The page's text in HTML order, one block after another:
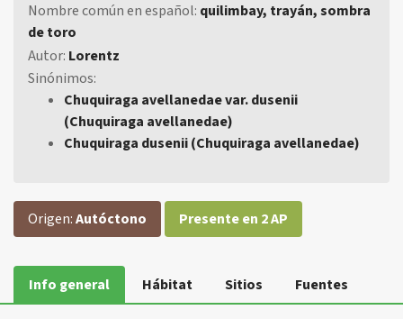
Nombre común en español: quilimbay, trayán, sombra
de toro
Autor: Lorentz
Sinónimos:
Chuquiraga avellanedae var. dusenii
(Chuquiraga avellanedae)
Chuquiraga dusenii (Chuquiraga avellanedae)
Origen:Autóctono Presente en 2 AP
Info general Hábitat Sitios Fuentes